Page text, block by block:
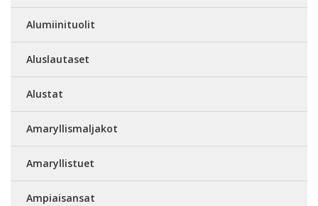
Alumiinituolit
Aluslautaset
Alustat
Amaryllismaljakot
Amaryllistuet
Ampiaisansat